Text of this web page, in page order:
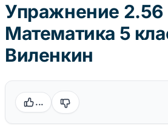
Упражнение 2.56
Математика 5
Виленкин
...